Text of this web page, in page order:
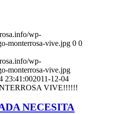
wp-
monterrosa-vive.jpg 0 0
wp-
monterrosa-vive.jpg
23:41:002011-12-04
VIVE!!!!!!
NECESITA